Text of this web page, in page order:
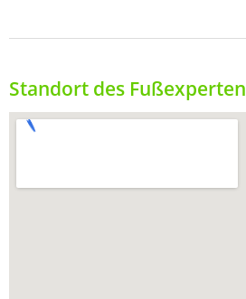
Standort des Fußexperten